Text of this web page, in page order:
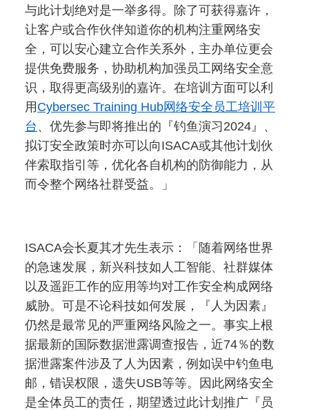
与此计划绝对是一举多得。除了可获得嘉许，
让客户或合作伙伴知道你的机构注重网络安
全，可以安心建立合作关系​外，主办单位更会
提供免费服务，协助机构加强员工网络安全意
识，取得更高级别的嘉许。在培训方面可以利
用 Cybersec Training Hub网络安全员工培训平
台 、优先参与即将推出的『钓鱼演习2024』、
拟订安全政策时亦可以向ISACA或其他计划伙
伴索取指引等，优化各自机构的防御能力，从
而令整个网络社群受益。」
ISACA会长夏其才先生表示：「随着网络世界
的急速发展，新兴科技如人工智能、社群媒体
以及遥距工作的应用等均对工作安全构成网络
威胁。可是不论科技如何发展，『人为因素』
仍然是最常见的严重网络风险之一。事实上根
据最新的国际数据泄露调查报告，近74％的数
据泄露案件涉及了人为因素，例如误中钓鱼电
邮，错误权限，遗失USB等等。因此网络安全
是全体员工的责任，期望透过此计划推广『员